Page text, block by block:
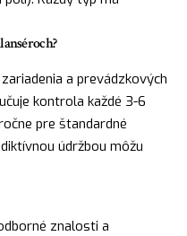
a prevádzkových
kontrola každé 3-6
pre štandardné
údržbou môžu
znalosti a